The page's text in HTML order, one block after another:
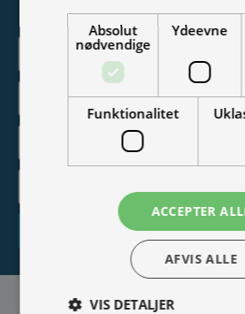
Tilmeld
Absolut
nødvendige
Ydeevne
Funktionalitet
ACCEPTER
AFVIS ALLE
VIS DETALJER